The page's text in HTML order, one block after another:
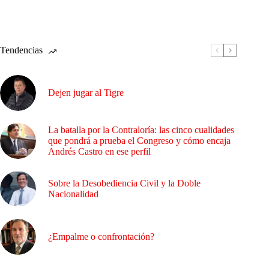
Tendencias
Dejen jugar al Tigre
La batalla por la Contraloría: las cinco cualidades
que pondrá a prueba el Congreso y cómo encaja
Andrés Castro en ese perfil
Sobre la Desobediencia Civil y la Doble
Nacionalidad
¿Empalme o confrontación?